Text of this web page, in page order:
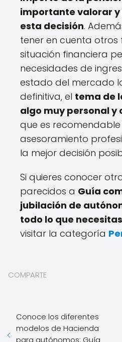
importante valorar
esta decisión.
tener en cuenta
situación financiera
necesidades de
estado del mercado
definitiva, el tema de
algo muy personal y
que es
asesoramiento
la mejor decisión
Si quieres conocer
parecidos a Guía
jubilación de
todo lo que
visitar la categoría
COMPARTE
Conoce los diferentes
modelos de Hacienda
para autónomos: Guía